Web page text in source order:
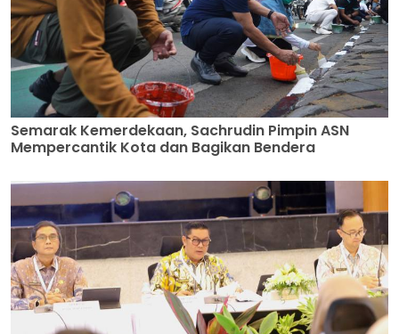
Semarak Kemerdekaan, Sachrudin Pimpin ASN
Mempercantik Kota dan Bagikan Bendera